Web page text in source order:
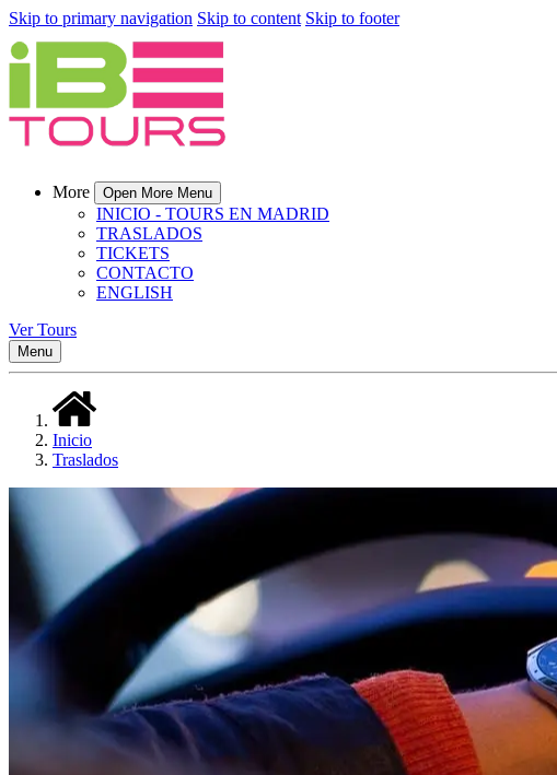
Skip to primary navigation Skip to content Skip to footer
More Open More Menu
INICIO - TOURS EN MADRID
TRASLADOS
TICKETS
CONTACTO
ENGLISH
Ver Tours
Menu
Inicio
Traslados